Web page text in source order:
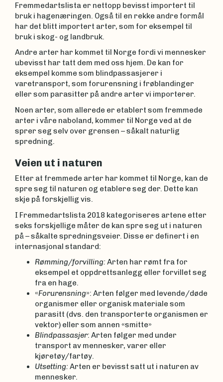
Fremmedartslista er nettopp bevisst importert til
bruk i hagenæringen. Også til en rekke andre formål
har det blitt importert arter, som for eksempel til
bruk i skog- og landbruk.
Andre arter har kommet til Norge fordi vi mennesker
ubevisst har tatt dem med oss hjem. De kan for
eksempel komme som blindpassasjerer i
varetransport, som forurensning i frøblandinger
eller som parasitter på andre arter vi importerer.
Noen arter, som allerede er etablert som fremmede
arter i våre naboland, kommer til Norge ved at de
sprer seg selv over grensen – såkalt naturlig
spredning.
Veien ut i naturen
Etter at fremmede arter har kommet til Norge, kan de
spre seg til naturen og etablere seg der. Dette kan
skje på forskjellig vis.
I Fremmedartslista 2018 kategoriseres artene etter
seks forskjellige måter de kan spre seg ut i naturen
på – såkalte spredningsveier. Disse er definert i en
internasjonal standard:
Rømming/forvilling: Arten har rømt fra for
eksempel et oppdrettsanlegg eller forvillet seg
fra en hage.
«Forurensning»: Arten følger med levende/døde
organismer eller organisk materiale som
parasitt (dvs. den transporterte organismen er
vektor) eller som annen «smitte»
Blindpassasjer: Arten følger med under
transport av mennesker, varer eller
kjøretøy/fartøy.
Utsetting: Arten er bevisst satt ut i naturen av
mennesker.